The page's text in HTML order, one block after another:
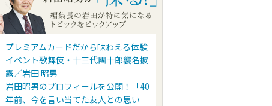
プレミアムカードだから味わえる体験
イベント歌舞伎・十三代團十郎襲名披
露／岩田 昭男
岩田昭男のプロフィールを公開！「40
年前、今を言い当てた友人との思い